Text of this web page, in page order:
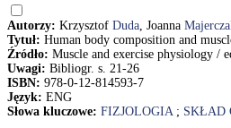
Autorzy: Krzysztof Duda, Joanna
Tytuł: Human body composition and
Źródło: Muscle and exercise physiology /
Uwagi: Bibliogr. s. 21-26
ISBN: 978-0-12-814593-7
Język: ENG
Słowa kluczowe: FIZJOLOGIA; SKŁAD